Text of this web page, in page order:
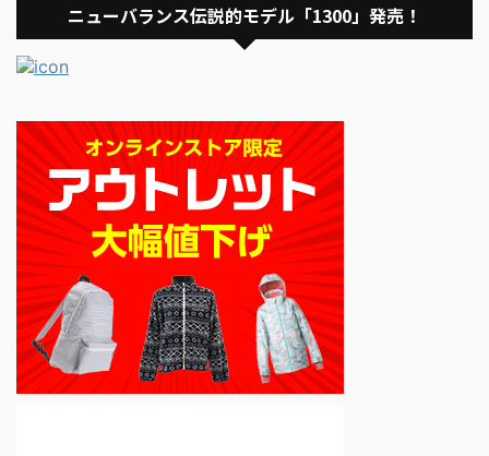
ニューバランス伝説的モデル「1300」発売！